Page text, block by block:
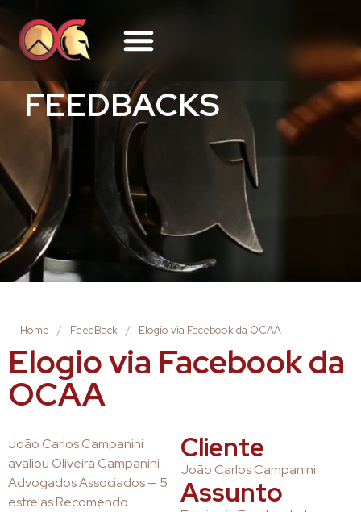
FEEDBACKS
Home / FeedBack / Elogio via Facebook da OCAA
Elogio via Facebook da
OCAA
João Carlos Campanini
avaliou Oliveira Campanini
Advogados Associados — 5
estrelas Recomendo.
Cliente
João Carlos Campanini
Assunto